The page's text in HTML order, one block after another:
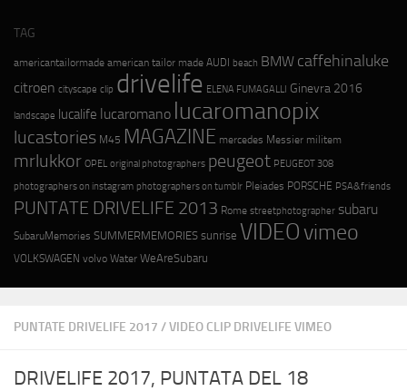
PUNTATE DRIVELIFE 2017 /VIDEO CLIP DRIVELIFE VIMEO
DRIVELIFE 2017, PUNTATA DEL 18
TAG
americantailormade american tailor made AUDI beach BMW caffehinaluke
citroen cityscape clip drivelife ELENA FUMAGALLI Ginevra 2016
landscape lucalife lucaromano lucaromanopix
lucastories M45 MAGAZINE mercedes Messier militem
mrlukkor OPEL original photographers peugeot PEUGEOT 308
photographers on instagram photographers on tumblr Pleiades PORSCHE PSA&friends
PUNTATE DRIVELIFE 2013 Rome streetphotographer subaru
SubaruMemories SUMMERMEMORIES sunrise VIDEOvimeo
VOLKSWAGEN volvo Water WeAreSubaru